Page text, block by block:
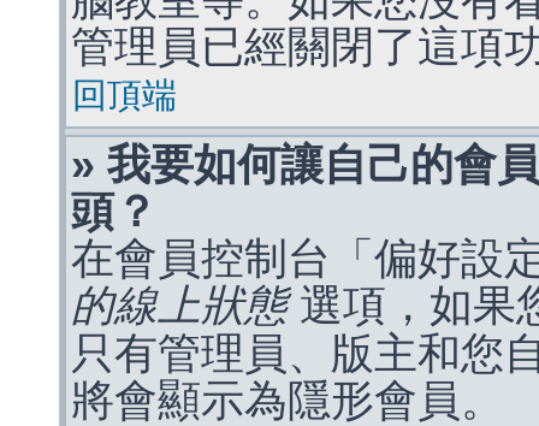
管理員已經關閉了這項
回頂端
» 我要如何讓自己的會
頭？
在會員控制台「偏好設
的線上狀態選項，如果
只有管理員、版主和您
將會顯示為隱形會員。